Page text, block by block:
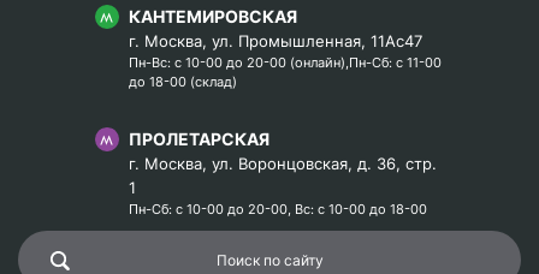
КАНТЕМИРОВСКАЯ
г. Москва, ул. Промышленная, 11Ас47
Пн-Вс: с 10-00 до 20-00 (онлайн),Пн-Сб: с 11-00
до 18-00 (склад)
ПРОЛЕТАРСКАЯ
г. Москва, ул. Воронцовская, д. 36, стр.
1
Пн-Сб: с 10-00 до 20-00, Вс: с 10-00 до 18-00